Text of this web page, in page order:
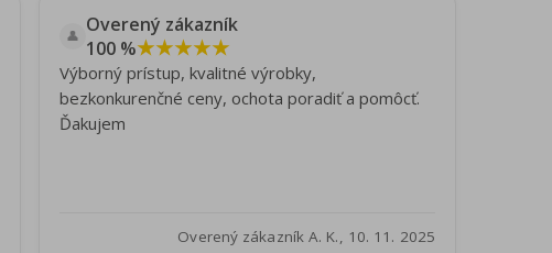
👤 Overený zákazník
100 %★★★★★
Výborný prístup, kvalitné výrobky,
bezkonkurenčné ceny, ochota poradiť a pomôcť.
Ďakujem
Overený zákazník A. K., 10. 11. 2025